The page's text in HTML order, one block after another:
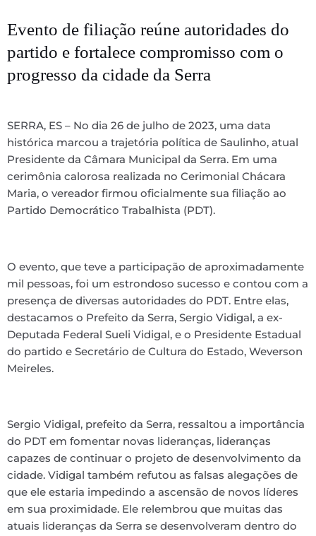
Evento de filiação reúne autoridades do
partido e fortalece compromisso com o
progresso da cidade da Serra
SERRA, ES – No dia 26 de julho de 2023, uma data
histórica marcou a trajetória política de Saulinho, atual
Presidente da Câmara Municipal da Serra. Em uma
cerimônia calorosa realizada no Cerimonial Chácara
Maria, o vereador firmou oficialmente sua filiação ao
Partido Democrático Trabalhista (PDT).
O evento, que teve a participação de aproximadamente
mil pessoas, foi um estrondoso sucesso e contou com a
presença de diversas autoridades do PDT. Entre elas,
destacamos o Prefeito da Serra, Sergio Vidigal, a ex-
Deputada Federal Sueli Vidigal, e o Presidente Estadual
do partido e Secretário de Cultura do Estado, Weverson
Meireles.
Sergio Vidigal, prefeito da Serra, ressaltou a importância
do PDT em fomentar novas lideranças, lideranças
capazes de continuar o projeto de desenvolvimento da
cidade. Vidigal também refutou as falsas alegações de
que ele estaria impedindo a ascensão de novos líderes
em sua proximidade. Ele relembrou que muitas das
atuais lideranças da Serra se desenvolveram dentro do